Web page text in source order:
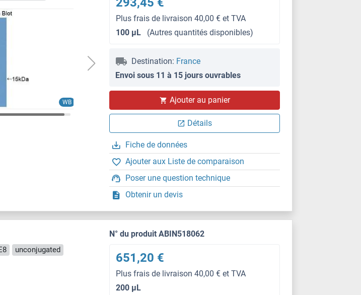
WB
Plus frais de livraison 40,00 € et TVA
100 μL
(Autres quantités disponibles)
Destination: France
Envoi sous 11 à 15 jours ouvrables
Ajouter au panier
Détails
Fiche de données
Ajouter aux Liste de comparaison
Poser une question technique
Obtenir un devis
unconjugated
N° du produit ABIN518062
651,20 €
Plus frais de livraison 40,00 € et TVA
200 μL